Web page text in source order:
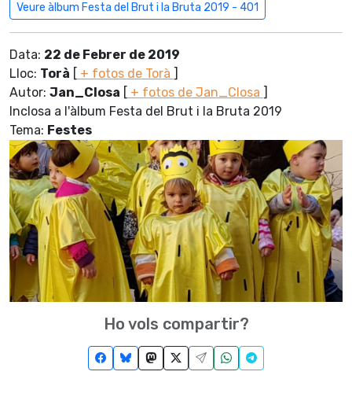
Veure àlbum Festa del Brut i la Bruta 2019 - 401
Data: 22 de Febrer de 2019
Lloc: Torà [ + fotos de Torà ]
Autor: Jan_Closa [ + fotos de Jan_Closa ]
Inclosa a l'àlbum Festa del Brut i la Bruta 2019
Tema: Festes
Ho vols compartir?